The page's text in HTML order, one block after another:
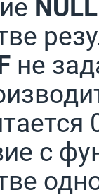
не
с